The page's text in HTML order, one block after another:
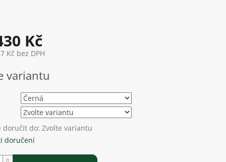
Kč
Kč bez DPH
variantu
doručit do: Zvolte variantu
doručení